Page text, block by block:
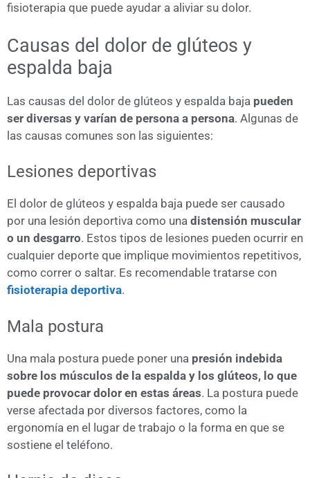
fisioterapia que puede ayudar a aliviar su dolor.
Causas del dolor de glúteos y
espalda baja
Las causas del dolor de glúteos y espalda baja pueden
ser diversas y varían de persona a persona. Algunas de
las causas comunes son las siguientes:
Lesiones deportivas
El dolor de glúteos y espalda baja puede ser causado
por una lesión deportiva como una distensión muscular
o un desgarro. Estos tipos de lesiones pueden ocurrir en
cualquier deporte que implique movimientos repetitivos,
como correr o saltar. Es recomendable tratarse con
fisioterapia deportiva.
Mala postura
Una mala postura puede poner una presión indebida
sobre los músculos de la espalda y los glúteos, lo que
puede provocar dolor en estas áreas. La postura puede
verse afectada por diversos factores, como la
ergonomía en el lugar de trabajo o la forma en que se
sostiene el teléfono.